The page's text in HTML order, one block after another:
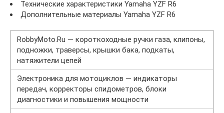
Технические характеристики Yamaha YZF R6
Дополнительные материалы Yamaha YZF R6
RobbyMoto.Ru — короткоходные ручки газа, клипоны,
подножки, траверсы, крышки бака, подкаты,
натяжители цепей
Электроника для мотоциклов — индикаторы
передач, корректоры спидометров, блоки
диагностики и повышения мощности